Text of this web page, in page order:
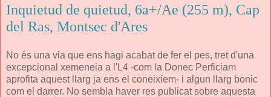
Inquietud de quietud, 6a+/Ae (255 m), Cap
del Ras, Montsec d'Ares
No és una via que ens hagi acabat de fer el pes, tret d'una
excepcional xemeneia a l'L4 -com la Donec Perficiam
aprofita aquest llarg ja ens el coneixíem- i algun llarg bonic
com el darrer. No sembla haver res publicat sobre aquesta